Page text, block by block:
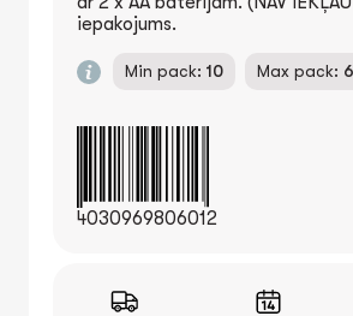
iepakojums.
Min pack: 10 Max pack:
4030969806012